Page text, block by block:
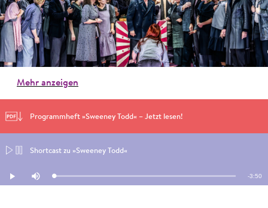
Mehr anzeigen
Programmheft »Sweeney Todd« – Jetzt lesen!
Shortcast zu »Sweeney Todd«
Play Mute Loaded:
1.10%
-3:50